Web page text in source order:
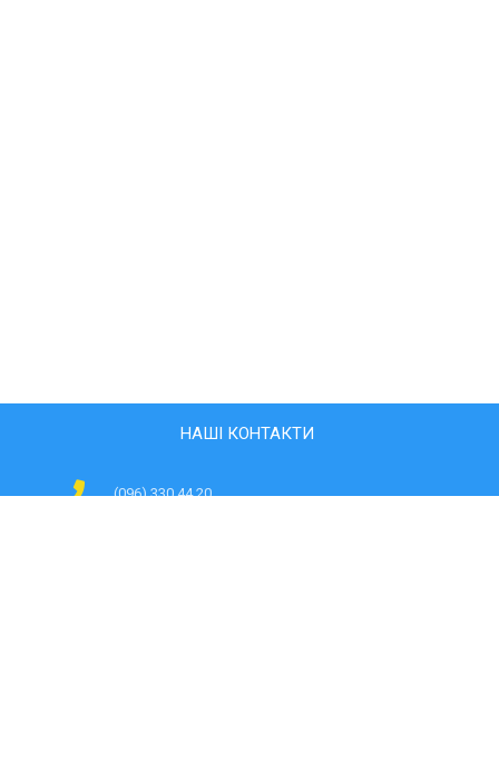
НАШІ КОНТАКТИ
(096) 330 44 20